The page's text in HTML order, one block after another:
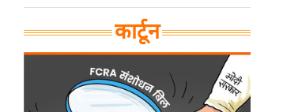
कार्टून